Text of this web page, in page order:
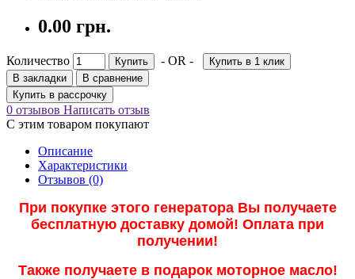
0.00 грн.
Количество Купить - OR -
Купить в 1 клик
В закладки
В сравнение
Купить в рассрочку
0 отзывов Написать отзыв
С этим товаром покупают
Описание
Характеристики
Отзывов (0)
При покупке этого генератора Вы получаете
бесплатную доставку домой! Оплата при
получении!
Также получаете в подарок моторное масло!